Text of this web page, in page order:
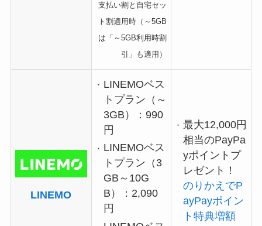
支払い割と自宅セッ
ト割適用時（～5GB
は「～5GB利用時割
引」も適用）
LINEMO
LINEMOベス
トプラン（～
3GB）：990
円
LINEMOベス
トプラン（3
GB～10G
B）：2,090
円
最大12,000円
相当のPayPa
yポイントプ
レゼント！
のりかえでP
ayPayポイン
ト特典増額